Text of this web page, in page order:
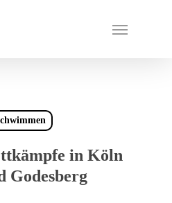
Menu
in Köln
Godesberg